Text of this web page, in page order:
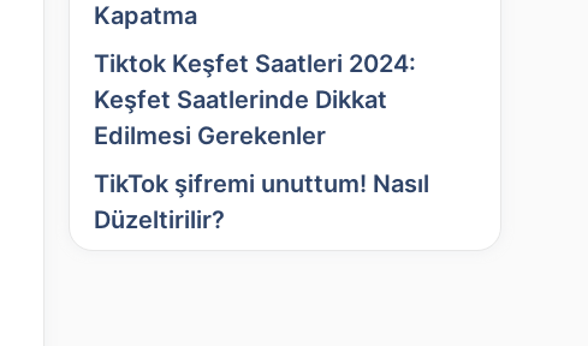
Kapatma
Tiktok Keşfet Saatleri 2024:
Keşfet Saatlerinde Dikkat
Edilmesi Gerekenler
TikTok şifremi unuttum! Nasıl
Düzeltirilir?